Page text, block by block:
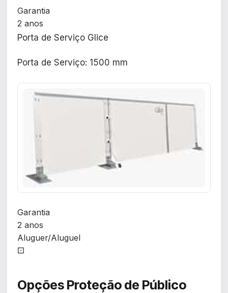
Garantia
2 anos
Porta de Serviço Glice
Porta de Serviço: 1500 mm
Garantia
2 anos
Aluguer/Aluguel
⚀
Opções Proteção de Público